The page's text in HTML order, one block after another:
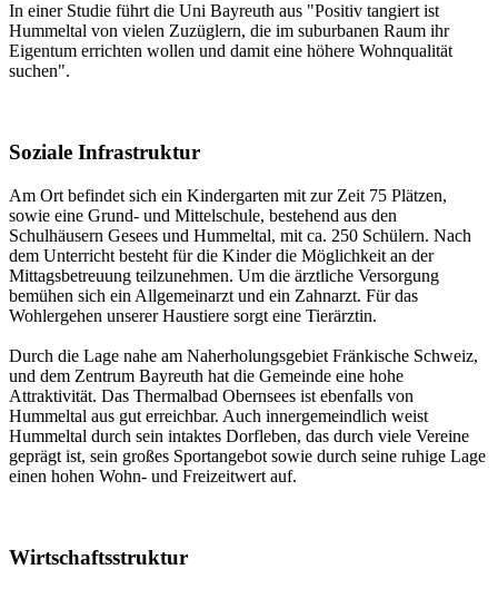
In einer Studie führt die Uni Bayreuth aus "Positiv tangiert ist
Hummeltal von vielen Zuzüglern, die im suburbanen Raum ihr
Eigentum errichten wollen und damit eine höhere Wohnqualität
suchen".
Soziale Infrastruktur
Am Ort befindet sich ein Kindergarten mit zur Zeit 75 Plätzen,
sowie eine Grund- und Mittelschule, bestehend aus den
Schulhäusern Gesees und Hummeltal, mit ca. 250 Schülern. Nach
dem Unterricht besteht für die Kinder die Möglichkeit an der
Mittagsbetreuung teilzunehmen. Um die ärztliche Versorgung
bemühen sich ein Allgemeinarzt und ein Zahnarzt. Für das
Wohlergehen unserer Haustiere sorgt eine Tierärztin.
Durch die Lage nahe am Naherholungsgebiet Fränkische Schweiz,
und dem Zentrum Bayreuth hat die Gemeinde eine hohe
Attraktivität. Das Thermalbad Obernsees ist ebenfalls von
Hummeltal aus gut erreichbar. Auch innergemeindlich weist
Hummeltal durch sein intaktes Dorfleben, das durch viele Vereine
geprägt ist, sein großes Sportangebot sowie durch seine ruhige Lage
einen hohen Wohn- und Freizeitwert auf.
Wirtschaftsstruktur